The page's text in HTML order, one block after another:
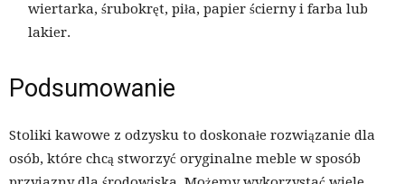
wiertarka, śrubokręt, piła, papier ścierny i farba lub
lakier.
Podsumowanie
Stoliki kawowe z odzysku to doskonałe rozwiązanie dla
osób, które chcą stworzyć oryginalne meble w sposób